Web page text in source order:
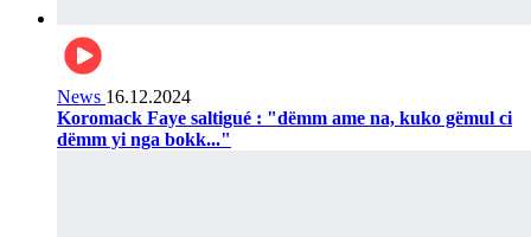
News 16.12.2024
Koromack Faye saltigué : "dëmm ame na, kuko gëmul ci
dëmm yi nga bokk..."